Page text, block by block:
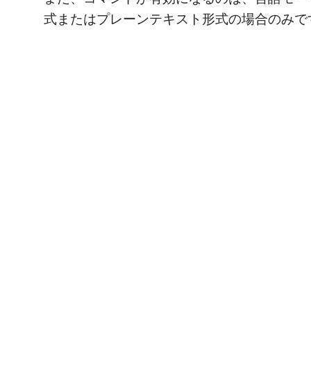
式またはプレーンテキスト形式の場合のみ